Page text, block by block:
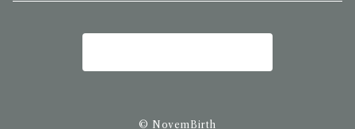
© NovemBirth